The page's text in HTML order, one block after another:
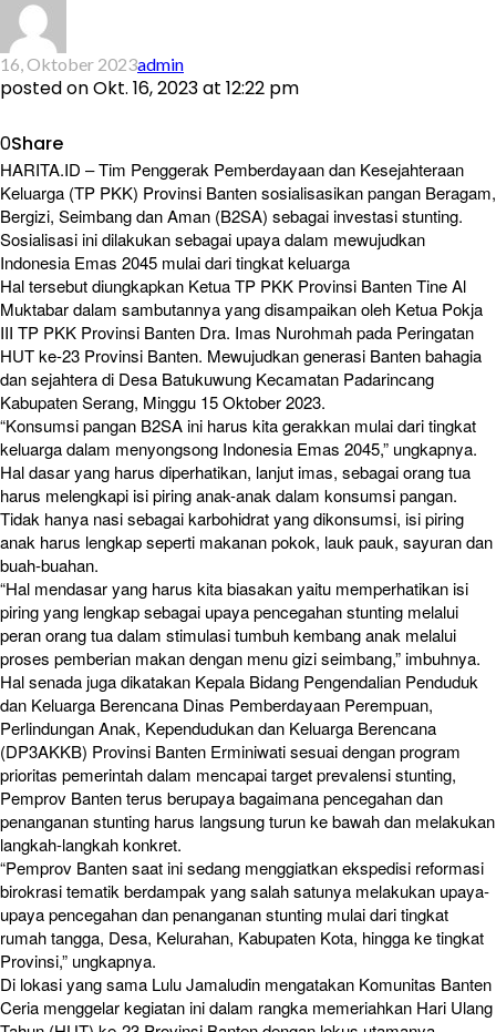
16, Oktober 2023admin
posted onOkt. 16, 2023 at 12:22 pm
0Share
HARITA.ID – Tim Penggerak Pemberdayaan dan Kesejahteraan
Keluarga (TP PKK) Provinsi Banten sosialisasikan pangan Beragam,
Bergizi, Seimbang dan Aman (B2SA) sebagai investasi stunting.
Sosialisasi ini dilakukan sebagai upaya dalam mewujudkan
Indonesia Emas 2045 mulai dari tingkat keluarga
Hal tersebut diungkapkan Ketua TP PKK Provinsi Banten Tine Al
Muktabar dalam sambutannya yang disampaikan oleh Ketua Pokja
III TP PKK Provinsi Banten Dra. Imas Nurohmah pada Peringatan
HUT ke-23 Provinsi Banten. Mewujudkan generasi Banten bahagia
dan sejahtera di Desa Batukuwung Kecamatan Padarincang
Kabupaten Serang, Minggu 15 Oktober 2023.
“Konsumsi pangan B2SA ini harus kita gerakkan mulai dari tingkat
keluarga dalam menyongsong Indonesia Emas 2045,” ungkapnya.
Hal dasar yang harus diperhatikan, lanjut imas, sebagai orang tua
harus melengkapi isi piring anak-anak dalam konsumsi pangan.
Tidak hanya nasi sebagai karbohidrat yang dikonsumsi, isi piring
anak harus lengkap seperti makanan pokok, lauk pauk, sayuran dan
buah-buahan.
“Hal mendasar yang harus kita biasakan yaitu memperhatikan isi
piring yang lengkap sebagai upaya pencegahan stunting melalui
peran orang tua dalam stimulasi tumbuh kembang anak melalui
proses pemberian makan dengan menu gizi seimbang,” imbuhnya.
Hal senada juga dikatakan Kepala Bidang Pengendalian Penduduk
dan Keluarga Berencana Dinas Pemberdayaan Perempuan,
Perlindungan Anak, Kependudukan dan Keluarga Berencana
(DP3AKKB) Provinsi Banten Erminiwati sesuai dengan program
prioritas pemerintah dalam mencapai target prevalensi stunting,
Pemprov Banten terus berupaya bagaimana pencegahan dan
penanganan stunting harus langsung turun ke bawah dan melakukan
langkah-langkah konkret.
“Pemprov Banten saat ini sedang menggiatkan ekspedisi reformasi
birokrasi tematik berdampak yang salah satunya melakukan upaya-
upaya pencegahan dan penanganan stunting mulai dari tingkat
rumah tangga, Desa, Kelurahan, Kabupaten Kota, hingga ke tingkat
Provinsi,” ungkapnya.
Di lokasi yang sama Lulu Jamaludin mengatakan Komunitas Banten
Ceria menggelar kegiatan ini dalam rangka memeriahkan Hari Ulang